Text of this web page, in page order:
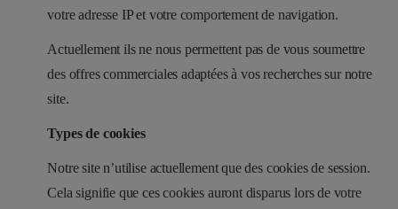
votre adresse IP et votre comportement de navigation.
Actuellement ils ne nous permettent pas de vous soumettre
des offres commerciales adaptées à vos recherches sur notre
site.
Types de cookies
Notre site n’utilise actuellement que des cookies de session.
Cela signifie que ces cookies auront disparus lors de votre